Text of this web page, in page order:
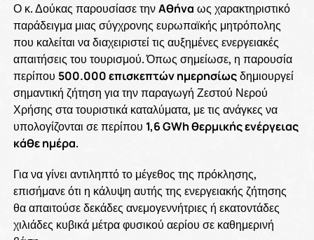
Ο κ. Δούκας παρουσίασε τηνΑθήνα ως χαρακτηριστικό
παράδειγμα μιας σύγχρονης ευρωπαϊκής μητρόπολης
που καλείται να διαχειριστεί τις αυξημένες ενεργειακές
απαιτήσεις του τουρισμού. Όπως σημείωσε, η παρουσία
περίπου 500.000 επισκεπτών ημερησίωςδημιουργεί
σημαντική ζήτηση για την παραγωγή Ζεστού Νερού
Χρήσης στα τουριστικά καταλύματα, με τις ανάγκες να
υπολογίζονται σε περίπου 1,6 GWh θερμικής ενέργειας
κάθε ημέρα.
Για να γίνει αντιληπτό το μέγεθος της πρόκλησης,
επισήμανε ότι η κάλυψη αυτής της ενεργειακής ζήτησης
θα απαιτούσε δεκάδες ανεμογεννήτριες ή εκατοντάδες
χιλιάδες κυβικά μέτρα φυσικού αερίου σε καθημερινή